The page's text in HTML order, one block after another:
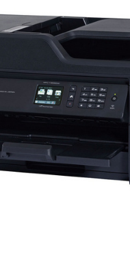
Máy in
không
thay thế
THÔNG
Loại máy
in